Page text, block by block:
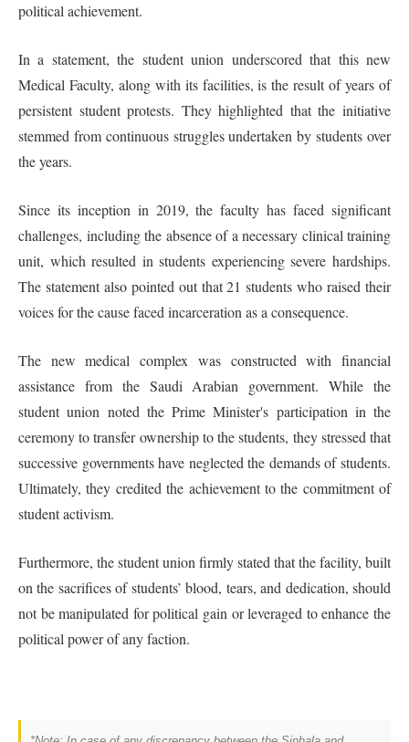
political achievement.
In a statement, the student union underscored that this new
Medical Faculty, along with its facilities, is the result of years of
persistent student protests. They highlighted that the initiative
stemmed from continuous struggles undertaken by students over
the years.
Since its inception in 2019, the faculty has faced significant
challenges, including the absence of a necessary clinical training
unit, which resulted in students experiencing severe hardships.
The statement also pointed out that 21 students who raised their
voices for the cause faced incarceration as a consequence.
The new medical complex was constructed with financial
assistance from the Saudi Arabian government. While the
student union noted the Prime Minister's participation in the
ceremony to transfer ownership to the students, they stressed that
successive governments have neglected the demands of students.
Ultimately, they credited the achievement to the commitment of
student activism.
Furthermore, the student union firmly stated that the facility, built
on the sacrifices of students’ blood, tears, and dedication, should
not be manipulated for political gain or leveraged to enhance the
political power of any faction.